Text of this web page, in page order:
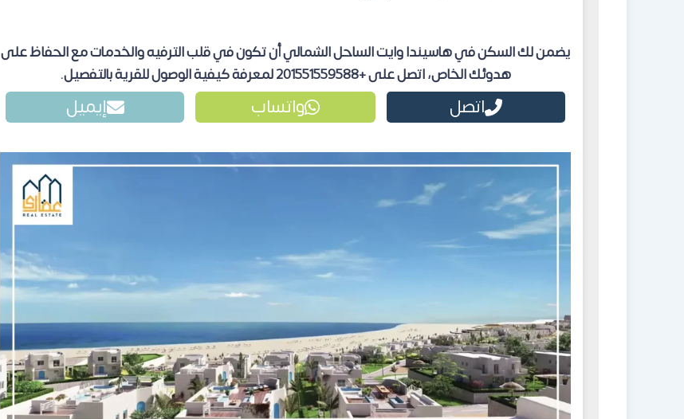
يضمن لك السكن في هاسيندا وايت الساحل الشماليأن تكون في قلب الترفيه والخدمات مع الحفاظ على
هدوئك الخاص، اتصل على +201551559588 لمعرفة كيفية الوصول للقرية بالتفصيل.
اتصل واتساب إيميل